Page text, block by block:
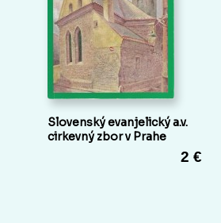
Slovenský evanjelický a.v.
cirkevný zbor v Prahe
2 €